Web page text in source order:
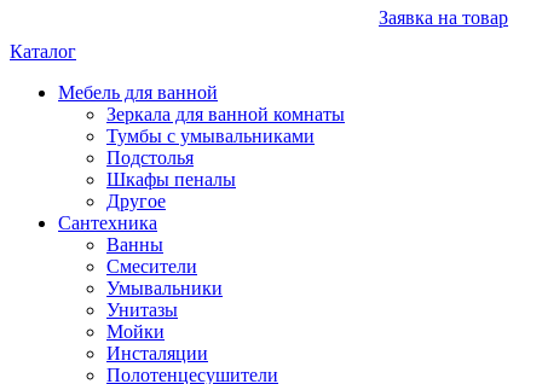
Заявка на товар
Каталог
Мебель для ванной
Зеркала для ванной комнаты
Тумбы с умывальниками
Подстолья
Шкафы пеналы
Другое
Сантехника
Ванны
Смесители
Умывальники
Унитазы
Мойки
Инсталяции
Полотенцесушители